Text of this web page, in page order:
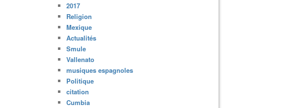
2017
Religion
Mexique
Actualités
Smule
Vallenato
musiques espagnoles
Politique
citation
Cumbia